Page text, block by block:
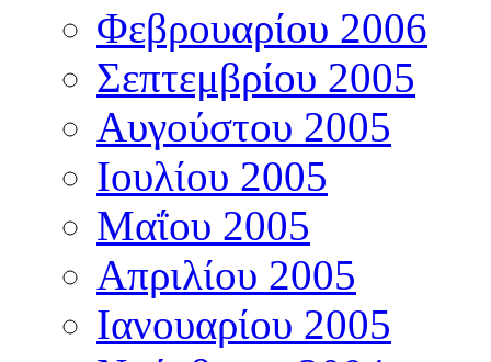
Φεβρουαρίου 2006
Σεπτεμβρίου 2005
Αυγούστου 2005
Ιουλίου 2005
Μαΐου 2005
Απριλίου 2005
Ιανουαρίου 2005